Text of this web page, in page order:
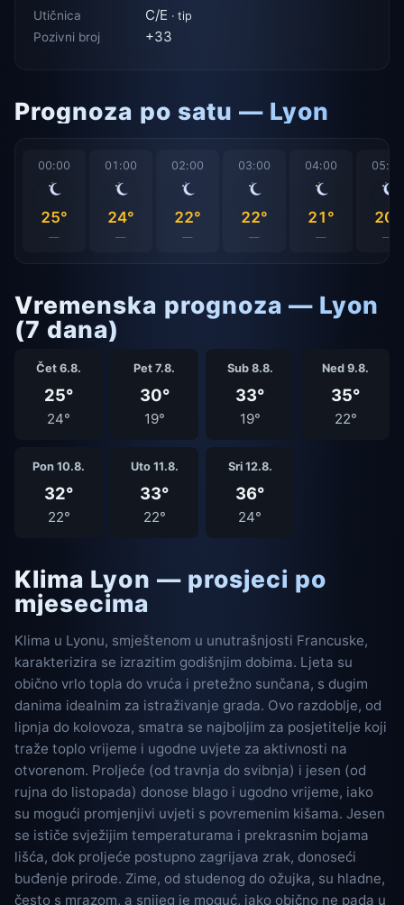
Utičnica C/E · tip
Pozivni broj +33
Prognoza po satu — Lyon
00:00
25°
—
01:00
24°
—
02:00
22°
—
03:00
22°
—
04:00
21°
—
05:00
20°
—
Vremenska prognoza — Lyon
(7 dana)
Čet 6.8.
25°
24°
Pet 7.8.
30°
19°
Sub 8.8.
33°
19°
Ned 9.8.
35°
22°
Pon 10.8.
32°
22°
Uto 11.8.
33°
22°
Sri 12.8.
36°
24°
Klima Lyon — prosjeci po
mjesecima
Klima u Lyonu, smještenom u unutrašnjosti Francuske,
karakterizira se izrazitim godišnjim dobima. Ljeta su
obično vrlo topla do vruća i pretežno sunčana, s dugim
danima idealnim za istraživanje grada. Ovo razdoblje, od
lipnja do kolovoza, smatra se najboljim za posjetitelje koji
traže toplo vrijeme i ugodne uvjete za aktivnosti na
otvorenom. Proljeće (od travnja do svibnja) i jesen (od
rujna do listopada) donose blago i ugodno vrijeme, iako
su mogući promjenjivi uvjeti s povremenim kišama. Jesen
se ističe svježijim temperaturama i prekrasnim bojama
lišća, dok proljeće postupno zagrijava zrak, donoseći
buđenje prirode. Zime, od studenog do ožujka, su hladne,
često s mrazom, a snijeg je moguć, iako obično ne pada u